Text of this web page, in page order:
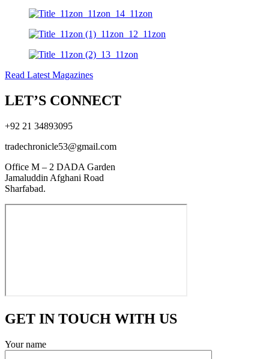
Read Latest Magazines
LET’S CONNECT
+92 21 34893095
tradechronicle53@gmail.com
Office M – 2 DADA Garden
Jamaluddin Afghani Road
Sharfabad.
GET IN TOUCH WITH US
Your name